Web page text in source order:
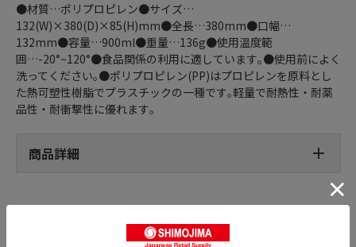
●材質…ポリプロピレン●サイズ…
132(W)×380(D)×85(H)mm●全長…380mm●口幅…
132mm●容量…900ml●重量…136g●使用温度範
囲…-20°~120°●食品関係の利用に適しています｡●使用前によく
洗ってください｡●ポリプロピレン(PP)はプロピレンを原料とし
た熱可塑性樹脂でプラスチックの一種です｡軽量で耐熱性・耐薬
品性・耐衝撃性に優れます｡
商品詳細
スコップの人気商品との比較